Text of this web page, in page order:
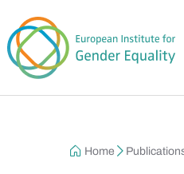
Home